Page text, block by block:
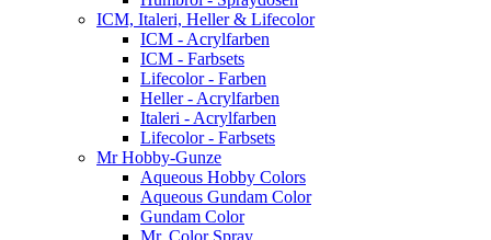
ICM, Italeri, Heller & Lifecolor
ICM - Acrylfarben
ICM - Farbsets
Lifecolor - Farben
Heller - Acrylfarben
Italeri - Acrylfarben
Lifecolor - Farbsets
Mr Hobby-Gunze
Aqueous Hobby Colors
Aqueous Gundam Color
Gundam Color
Mr. Color Spray